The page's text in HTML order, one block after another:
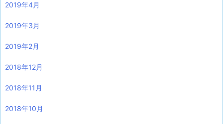
2019年4月
2019年3月
2019年2月
2018年12月
2018年11月
2018年10月